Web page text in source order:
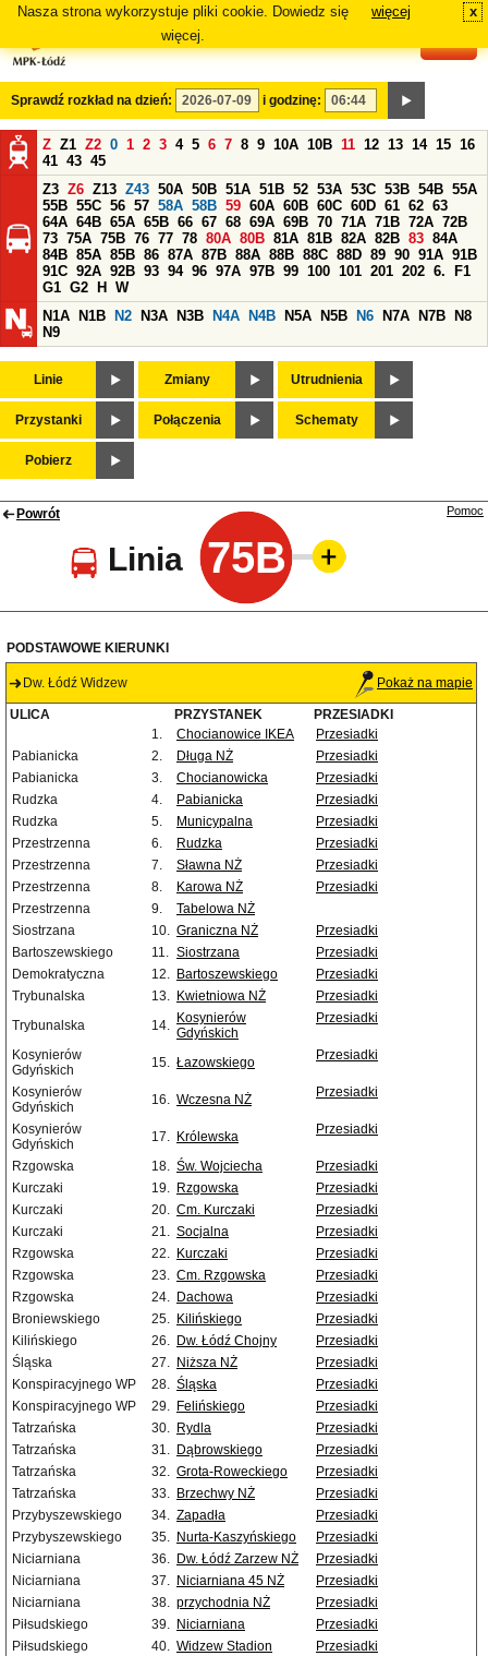
Nasza strona wykorzystuje pliki cookie. Dowiedz się
więcej.
więcej x
Sprawdź rozkład na dzień: i godzinę:
Z Z1 Z2 0 1 2 3 4 5 6 7 8 9 10A 10B 11 12 13 14 15 16
41 43 45
Z3 Z6 Z13 Z43 50A 50B 51A 51B 52 53A 53C 53B 54B 55A
55B 55C 56 57 58A 58B 59 60A 60B 60C 60D 61 62 63
64A 64B 65A 65B 66 67 68 69A 69B 70 71A 71B 72A 72B
73 75A 75B 76 77 78 80A 80B 81A 81B 82A 82B 83 84A
84B 85A 85B 86 87A 87B 88A 88B 88C 88D 89 90 91A 91B
91C 92A 92B 93 94 96 97A 97B 99 100 101 201 202 6.
F1
G1 G2 H
W
N1A
N1B N2 N3A N3B N4A N4B N5A N5B N6 N7A N7B
N8
N9
Linie Zmiany Utrudnienia
Przystanki Połączenia Schematy
Pobierz
Powrót
Linia 75B
Pomoc
PODSTAWOWE KIERUNKI
Dw. Łódź Widzew Pokaż na mapie
ULICA PRZYSTANEK
PRZESIADKI
1.
Chocianowice IKEA
Przesiadki
Pabianicka
2. Długa NŻ
Przesiadki
Pabianicka
3. Chocianowicka
Przesiadki
Rudzka
4. Pabianicka
Przesiadki
Rudzka
5. Municypalna
Przesiadki
Przestrzenna
6. Rudzka
Przesiadki
Przestrzenna
7. Sławna NŻ
Przesiadki
Przestrzenna
8. Karowa NŻ
Przesiadki
Przestrzenna
9.
Tabelowa NŻ
Siostrzana
10. Graniczna NŻ
Przesiadki
Bartoszewskiego
11. Siostrzana
Przesiadki
Demokratyczna
12. Bartoszewskiego
Przesiadki
Trybunalska
13. Kwietniowa NŻ
Przesiadki
Trybunalska
14. Kosynierów
Gdyńskich
Przesiadki
Kosynierów
Gdyńskich
15. Łazowskiego Przesiadki
Kosynierów
Gdyńskich
16. Wczesna NŻ Przesiadki
Kosynierów
Gdyńskich
17. Królewska Przesiadki
Rzgowska 18. Św. Wojciecha
Przesiadki
Kurczaki
19. Rzgowska
Przesiadki
Kurczaki
20. Cm. Kurczaki
Przesiadki
Kurczaki
21. Socjalna
Przesiadki
Rzgowska
22. Kurczaki
Przesiadki
Rzgowska
23. Cm. Rzgowska
Przesiadki
Rzgowska
24. Dachowa
Przesiadki
Broniewskiego
25. Kilińskiego
Przesiadki
Kilińskiego
26. Dw. Łódź Chojny
Przesiadki
Śląska
27. Niższa NŻ
Przesiadki
Konspiracyjnego WP
28. Śląska
Przesiadki
Konspiracyjnego WP
29. Felińskiego
Przesiadki
Tatrzańska
30. Rydla
Przesiadki
Tatrzańska
31. Dąbrowskiego
Przesiadki
Tatrzańska
32. Grota-Roweckiego
Przesiadki
Tatrzańska
33. Brzechwy NŻ
Przesiadki
Przybyszewskiego
34. Zapadła
Przesiadki
Przybyszewskiego
35. Nurta-Kaszyńskiego
Przesiadki
Niciarniana
36. Dw. Łódź Zarzew NŻ
Przesiadki
Niciarniana
37. Niciarniana 45 NŻ
Przesiadki
Niciarniana
38. przychodnia NŻ
Przesiadki
Piłsudskiego
39. Niciarniana
Przesiadki
Piłsudskiego
40. Widzew Stadion
Przesiadki